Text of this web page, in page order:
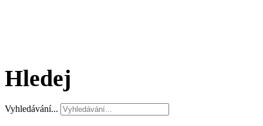
Hledej
Vyhledávání...